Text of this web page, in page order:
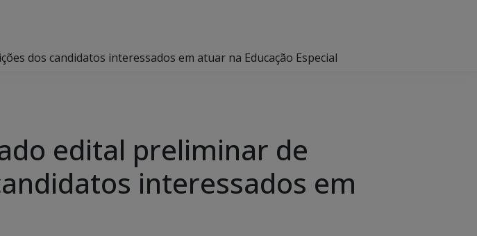
dos candidatos interessados em atuar na Educação Especial
edital preliminar de
interessados em